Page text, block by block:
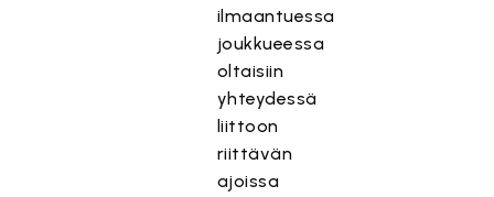
ilmaantuessa
joukkueessa
oltaisiin
yhteydessä
liittoon
riittävän
ajoissa